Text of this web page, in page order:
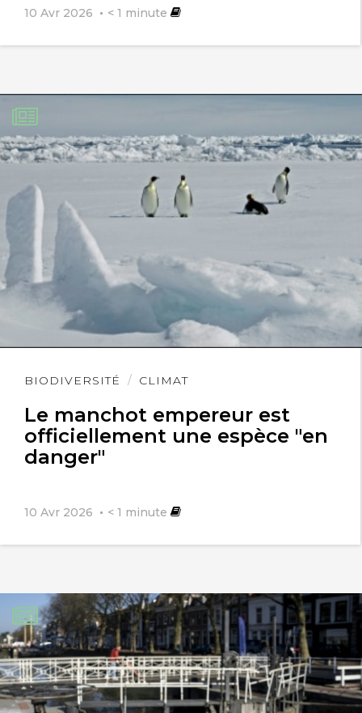
10 Avr 2026 < 1 minute
BIODIVERSITÉ CLIMAT
Le manchot empereur est
officiellement une espèce "en
danger"
10 Avr 2026 < 1 minute
Lire